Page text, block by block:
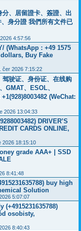
、居留證卡、簽證、出
身分證 我們所有文件已
4:57:56
(WhatsApp : +49 1575
Buy Fake
čer 2026 7:15:22
驶证、身份证、在线购
GMAT、ESOL、
(WeChat:
2026 13:04:33
DRIVER’S
CARDS ONLINE,
2026 18:15:10
grade AAA+ | SSD
8:41:48
buy high
Solution
5:07:07
osobisty,
8:40:43